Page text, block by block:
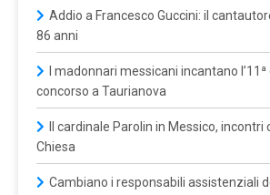
Addio a Francesco Guccini: il
86 anni
I madonnari messicani incantano l’11ª
concorso a Taurianova
Il cardinale Parolin in Messico, incontri
Chiesa
Cambiano i responsabili assistenziali